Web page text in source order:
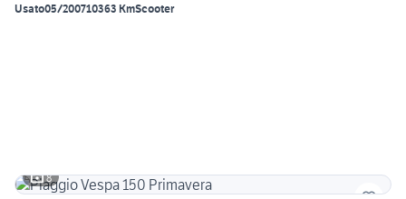
Usato05/200710363 KmScooter
8